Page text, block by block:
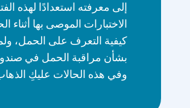
إلى معرفته استعدادًا لهذه
الاختبارات الموصى بها
كيفية التعرف على الحمل،
بشأن مراقبة الحمل في
وفي هذه الحالات عليكِ